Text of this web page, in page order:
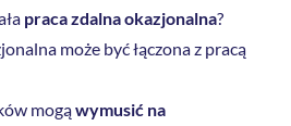
praca zdalna okazjonalna?
może być łączona z pracą
mogąwymusić na